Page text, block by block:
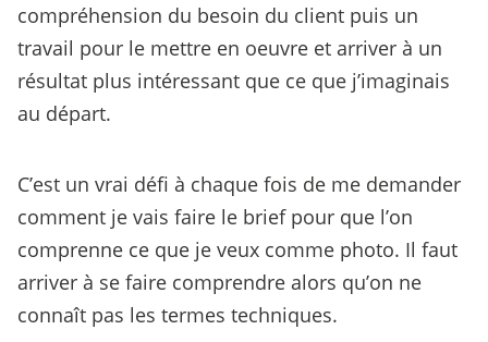
compréhension du besoin du client puis un
travail pour le mettre en oeuvre et arriver à un
résultat plus intéressant que ce que j’imaginais
au départ.
C’est un vrai défi à chaque fois de me demander
comment je vais faire le brief pour que l’on
comprenne ce que je veux comme photo. Il faut
arriver à se faire comprendre alors qu’on ne
connaît pas les termes techniques.